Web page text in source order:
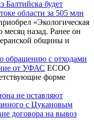
Балтийска будет
области за 505 млн
«Экологическая
месяц назад. Ранее он
общины и
обращению с отходами
от УФАС ЕСОО
форме
не оставляют
с Цукановым
договора на вывоз